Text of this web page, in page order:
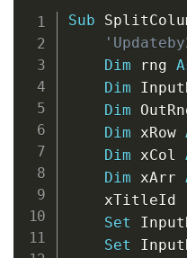
Sub
Dim rng
Dim
Dim
Dim xRow
Dim xCol
Dim xArr
Set
Set